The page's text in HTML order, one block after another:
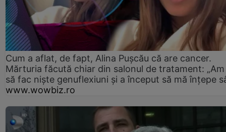
Cum a aflat, de fapt, Alina Pușcău că are cancer.
Mărturia făcută chiar din salonul de tratament:
să fac niște genuflexiuni și a început să mă înțepe
www.wowbiz.ro